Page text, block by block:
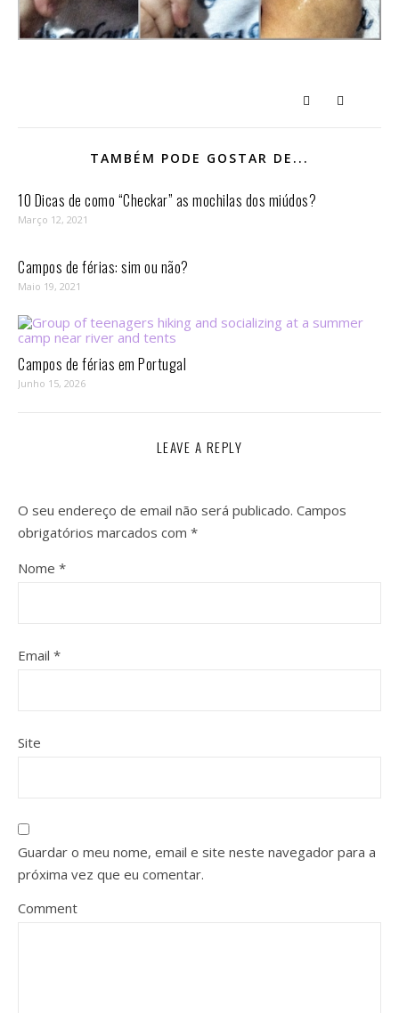
TAMBÉM PODE GOSTAR DE...
10 Dicas de como “Checkar” as mochilas dos miúdos?
Março 12, 2021
Campos de férias: sim ou não?
Maio 19, 2021
Campos de férias em Portugal
Junho 15, 2026
LEAVE A REPLY
O seu endereço de email não será publicado. Campos
obrigatórios marcados com *
Nome *
Email *
Site
Guardar o meu nome, email e site neste navegador para a
próxima vez que eu comentar.
Comment